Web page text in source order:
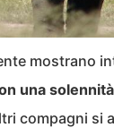
mostrano
una
compagni si